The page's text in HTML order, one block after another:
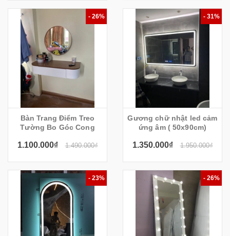
- 26%
Bàn Trang Điểm Treo
Tường Bo Góc Cong
1.100.000₫ 1.490.000₫
- 31%
Gương chữ nhật led cảm
ứng âm ( 50x90cm)
1.350.000₫ 1.950.000₫
- 23% - 26%